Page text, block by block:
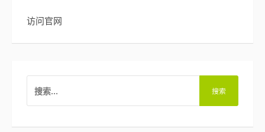
访问官网
索：